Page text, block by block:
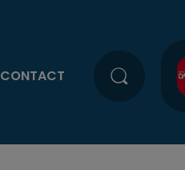
CONTACT